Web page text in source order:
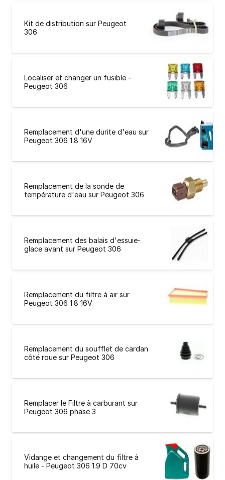
Kit de distribution sur Peugeot
306
Localiser et changer un fusible -
Peugeot 306
Remplacement d'une durite d'eau sur
Peugeot 306 1.8 16V
Remplacement de la sonde de
température d'eau sur Peugeot 306
Remplacement des balais d'essuie-
glace avant sur Peugeot 306
Remplacement du filtre à air sur
Peugeot 306 1.8 16V
Remplacement du soufflet de cardan
côté roue sur Peugeot 306
Remplacer le Filtre à carburant sur
Peugeot 306 phase 3
Vidange et changement du filtre à
huile - Peugeot 306 1.9 D 70cv